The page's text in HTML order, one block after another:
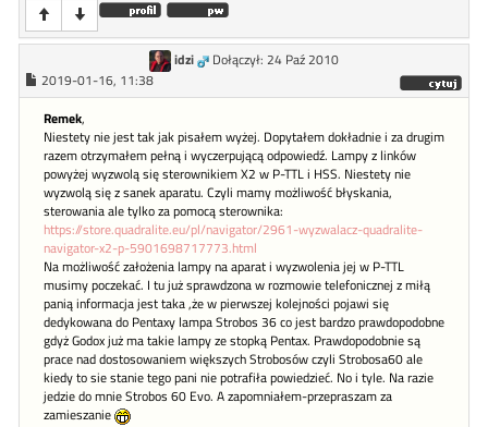
idzi
Dołączył: 24 Paź 2010
2019-01-16, 11:38
Remek,
Niestety nie jest tak jak pisałem wyżej. Dopytałem dokładnie i za drugim
razem otrzymałem pełną i wyczerpującą odpowiedź. Lampy z linków
powyżej wyzwolą się sterownikiem X2 w P-TTL i HSS. Niestety nie
wyzwolą się z sanek aparatu. Czyli mamy możliwość błyskania,
sterowania ale tylko za pomocą sterownika:
https://store.quadralite.eu/pl/navigator/2961-wyzwalacz-quadralite-
navigator-x2-p-5901698717773.html
Na możliwość założenia lampy na aparat i wyzwolenia jej w P-TTL
musimy poczekać. I tu już sprawdzona w rozmowie telefonicznej z miłą
panią informacja jest taka ,że w pierwszej kolejności pojawi się
dedykowana do Pentaxy lampa Strobos 36 co jest bardzo prawdopodobne
gdyż Godox już ma takie lampy ze stopką Pentax. Prawdopodobnie są
prace nad dostosowaniem większych Strobosów czyli Strobosa60 ale
kiedy to sie stanie tego pani nie potrafiła powiedzieć. No i tyle. Na razie
jedzie do mnie Strobos 60 Evo. A zapomniałem-przepraszam za
zamieszanie